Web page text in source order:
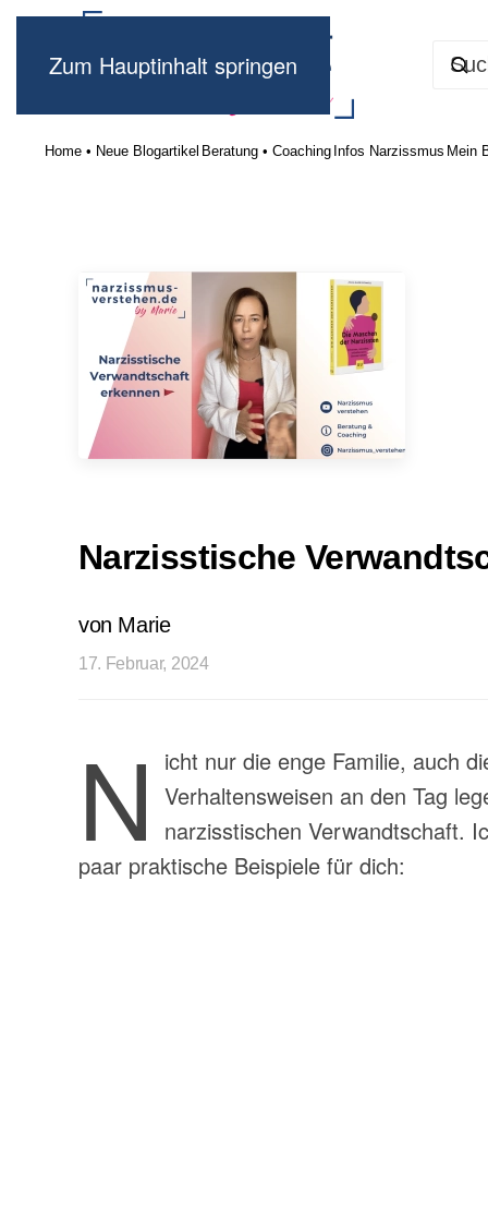
Zum Hauptinhalt springen
Home • Neue Blogartikel Beratung • Coaching Infos Narzissmus Mein
Narzisstische
von Marie
17. Februar, 2024
N icht nur die enge Familie, auch
Verhaltensweisen an den Tag
narzisstischen Verwandtschaft.
paar praktische Beispiele für dich: